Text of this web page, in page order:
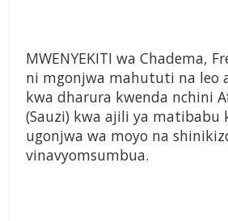
MWENYEKITI wa Chadema,
ni mgonjwa mahututi na leo
kwa dharura kwenda nchini
(Sauzi) kwa ajili ya matibabu
ugonjwa wa moyo na
vinavyomsumbua.